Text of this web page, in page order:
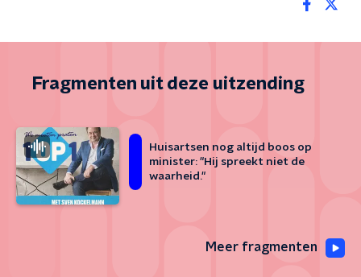
Fragmenten uit deze uitzending
Huisartsen nog altijd boos op
minister: "Hij spreekt niet de
waarheid."
Meer fragmenten